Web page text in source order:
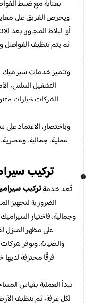
بعناية مع ضبط
ويحرص الفريق على
أو البلاط المجاور. بعد
ثم يتم تنظيف الفواصل
وتتميز خدمات سيراميك
التشغيل السلس،
الشركات خيارات
وباختصار، الاعتماد على
عملية، جمالية،
تركيب
تُعد خدمةتركيب
الضرورية لتجهيز
وجمالية. فاختيار
على مظهر المنزل
والصيانة. وتوفر
فرقًا محترفة
تبدأ العملية بقياس
لكل غرفة، ثم تنظيف